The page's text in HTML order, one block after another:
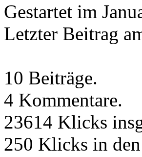
Gestartet im
Letzter Beitrag
10 Beiträge.
4 Kommentare.
23614 Klicks
250 Klicks in